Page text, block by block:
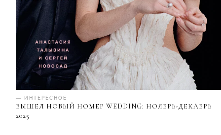
— ИНТЕРЕСНОЕ
ВЫШЕЛ НОВЫЙ НОМЕР WEDDING: НОЯБРЬ-ДЕКАБРЬ
2025